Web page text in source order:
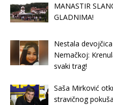
MANASTIR
GLADNIMA!
Nestala
Nemačkoj:
svaki trag!
Saša Mirković
stravičnog